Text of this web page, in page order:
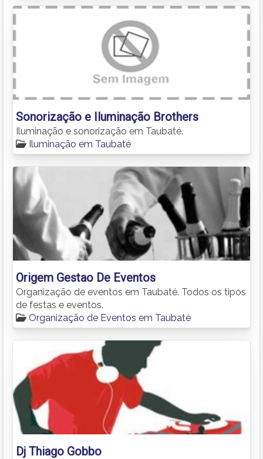
Sonorização e Iluminação Brothers
Iluminação e sonorização em Taubaté.
Iluminação em Taubaté
Origem Gestao De Eventos
Organização de eventos em Taubaté. Todos os tipos
de festas e eventos.
Organização de Eventos em Taubaté
Dj Thiago Gobbo